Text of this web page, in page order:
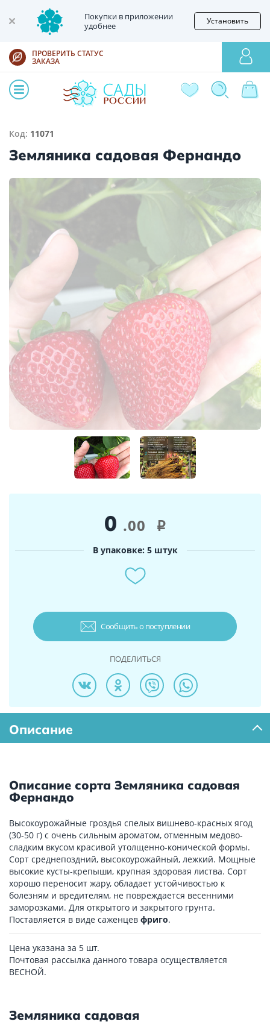
Покупки в приложении
удобнее
Установить
ПРОВЕРИТЬ СТАТУС
ЗАКАЗА
Код: 11071
Земляника садовая Фернандо
0 .00 i
В упаковке: 5 штук
Сообщить о поступлении
ПОДЕЛИТЬСЯ
Описание
Описание сорта Земляника садовая
Фернандо
Высокоурожайные гроздья спелых вишнево-красных ягод
(30-50 г) с очень сильным ароматом, отменным медово-
сладким вкусом красивой утолщенно-конической формы.
Сорт среднепоздний, высокоурожайный, лежкий. Мощные
высокие кусты-крепыши, крупная здоровая листва. Сорт
хорошо переносит жару, обладает устойчивостью к
болезням и вредителям, не повреждается весенними
заморозками. Для открытого и закрытого грунта.
Поставляется в виде саженцев фриго.
Цена указана за 5 шт.
Почтовая рассылка данного товара осуществляется
ВЕСНОЙ.
Земляника садовая